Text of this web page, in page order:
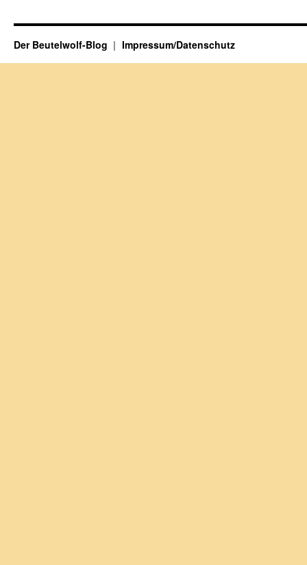
Der Beutelwolf-Blog Impressum/Datenschutz